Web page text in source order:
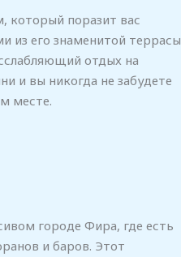
который поразит вас
из его знаменитой террасы
отдых на
и вы никогда не забудете
месте.
городе Фира, где есть
и баров. Этот